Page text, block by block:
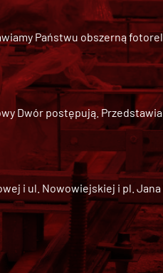
Państwu obszerną
Dwórpostępują.
i ul. Nowowiejskiej i pl. Jana